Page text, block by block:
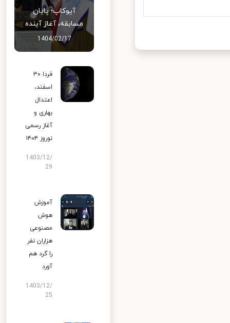
آیوکاپ؛ پایان
مسابقه، آغاز آینده
1404/02/17
فردا ۳۰
اسفند،
اعتدال
بهاری و
آغاز رسمی
نوروز ۱۴۰۴
1403/12/
29
آموزش
هوش
مصنوعی
هزاران نفر
را گرد هم
آورد
1403/12/
25